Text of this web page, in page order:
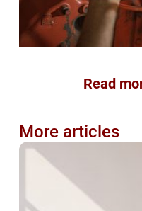
Read
More articles